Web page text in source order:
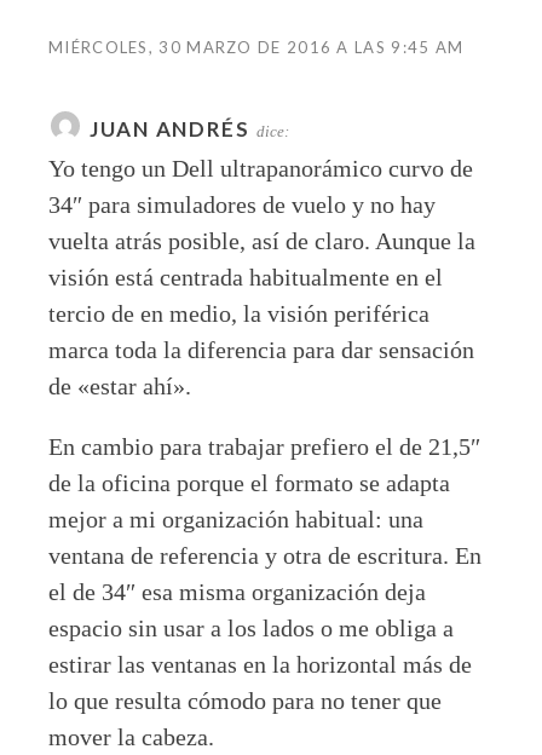
MIÉRCOLES, 30 MARZO DE 2016 A LAS 9:45 AM
JUAN ANDRÉS dice:
Yo tengo un Dell ultrapanorámico curvo de
34″ para simuladores de vuelo y no hay
vuelta atrás posible, así de claro. Aunque la
visión está centrada habitualmente en el
tercio de en medio, la visión periférica
marca toda la diferencia para dar sensación
de «estar ahí».
En cambio para trabajar prefiero el de 21,5″
de la oficina porque el formato se adapta
mejor a mi organización habitual: una
ventana de referencia y otra de escritura. En
el de 34″ esa misma organización deja
espacio sin usar a los lados o me obliga a
estirar las ventanas en la horizontal más de
lo que resulta cómodo para no tener que
mover la cabeza.